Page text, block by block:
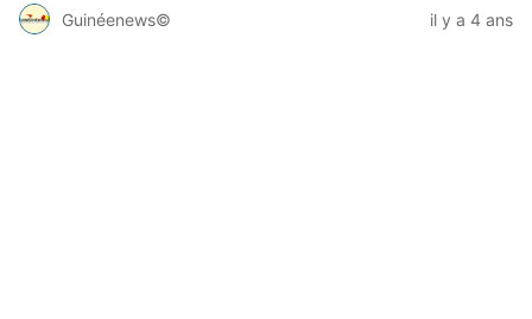
Guinéenews© il y a 4 ans